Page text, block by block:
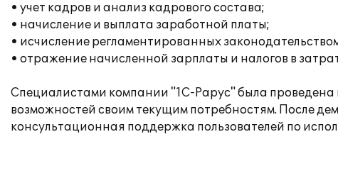
• учет кадров и анализ кадрового состава;
• начисление и выплата заработной платы;
• исчисление регламентированных
• отражение начисленной зарплаты и налогов в
Специалистами компании "1С-Рарус" была проведена
возможностей своим текущим потребностям. После
консультационная поддержка пользователей по